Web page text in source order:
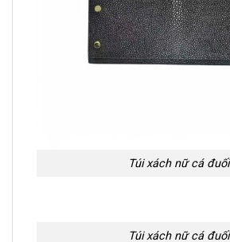
Túi xách nữ cá đuối
Túi xách nữ cá đuối